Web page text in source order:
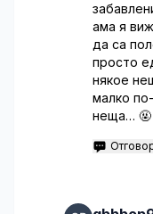
ама я
да са
просто
някое
малко
неща… 🤬